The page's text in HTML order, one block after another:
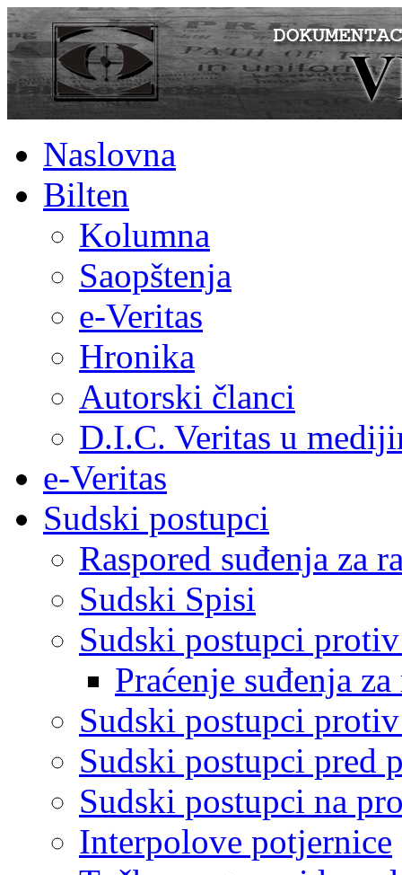
Naslovna
Bilten
Kolumna
Saopštenja
e-Veritas
Hronika
Autorski članci
D.I.C. Veritas u
e-Veritas
Sudski postupci
Raspored suđenja za
Sudski Spisi
Sudski postupci
Praćenje suđenja
Sudski postupci
Sudski postupci pred
Sudski postupci na
Interpolove potjernice